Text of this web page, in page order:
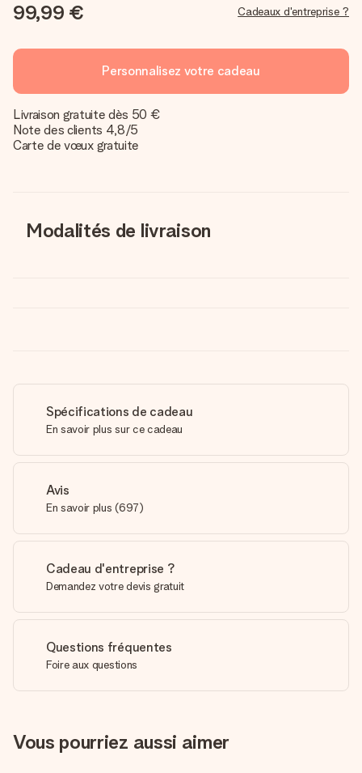
99,99 € Cadeaux d'entreprise ?
Personnalisez votre cadeau
Livraison gratuite dès 50 €
Note des clients 4,8/5
Carte de vœux gratuite
Modalités de livraison
Spécifications de cadeau
En savoir plus sur ce cadeau
Avis
En savoir plus (697)
Cadeau d'entreprise ?
Demandez votre devis gratuit
Questions fréquentes
Foire aux questions
Vous pourriez aussi aimer